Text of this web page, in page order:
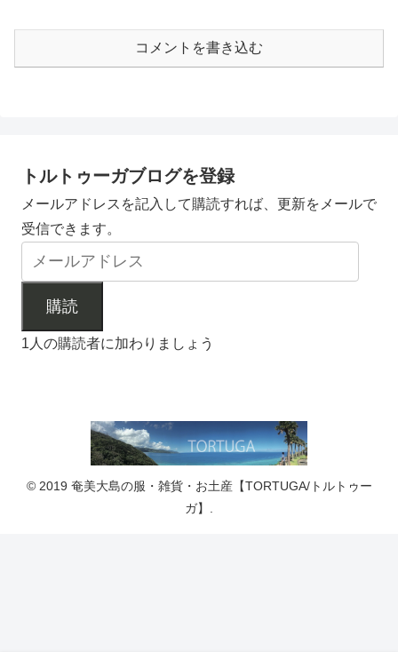
コメントを書き込む
トルトゥーガブログを登録
メールアドレスを記入して購読すれば、更新をメールで
受信できます。
購読
1人の購読者に加わりましょう
© 2019 奄美大島の服・雑貨・お土産【TORTUGA/トルトゥー
ガ】.